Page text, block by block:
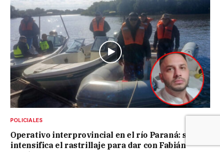
POLICIALES
Operativo interprovincial en el río Paraná: se
intensifica el rastrillaje para dar con Fabián